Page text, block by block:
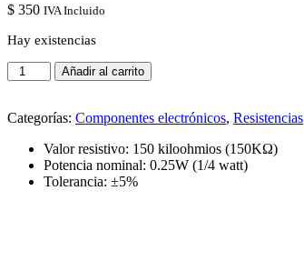
$ 350 IVA Incluido
Hay existencias
Resistencia
1/4W
Ohm
x10)
cantidad
Añadir al carrito
Categorías: Componentes electrónicos, Resistencias
Valor resistivo: 150 kiloohmios (150KΩ)
Potencia nominal: 0.25W (1/4 watt)
Tolerancia: ±5%